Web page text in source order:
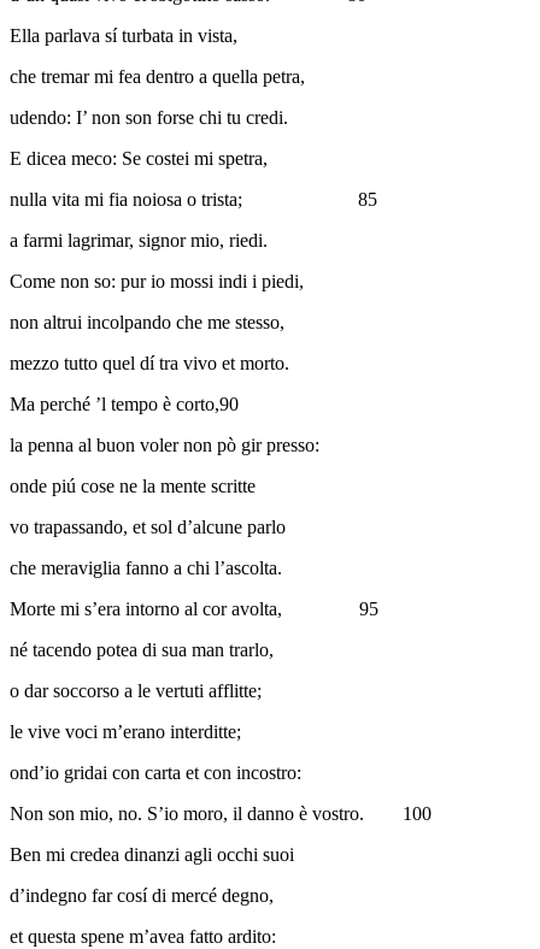
Ella parlava sí turbata in vista,
che tremar mi fea dentro a quella petra,
udendo: I’ non son forse chi tu credi.
E dicea meco: Se costei mi spetra,
nulla vita mi fia noiosa o trista; 85
a farmi lagrimar, signor mio, riedi.
Come non so: pur io mossi indi i piedi,
non altrui incolpando che me stesso,
mezzo tutto quel dí tra vivo et morto.
Ma perché ’l tempo è corto,90
la penna al buon voler non pò gir presso:
onde piú cose ne la mente scritte
vo trapassando, et sol d’alcune parlo
che meraviglia fanno a chi l’ascolta.
Morte mi s’era intorno al cor avolta, 95
né tacendo potea di sua man trarlo,
o dar soccorso a le vertuti afflitte;
le vive voci m’erano interditte;
ond’io gridai con carta et con incostro:
Non son mio, no. S’io moro, il danno è vostro. 100
Ben mi credea dinanzi agli occhi suoi
d’indegno far cosí di mercé degno,
et questa spene m’avea fatto ardito: